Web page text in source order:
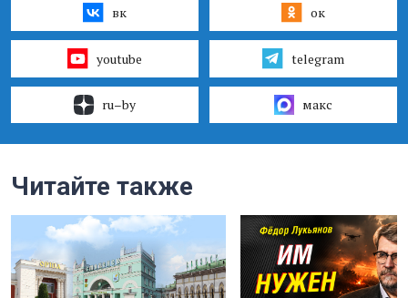
вк ок
youtube telegram
ru–by макс
Читайте также